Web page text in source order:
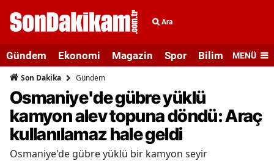
Ara
Gündem Ekonomi Magazin Spor Bilim veMENÜ
Son Dakika Gündem
Osmaniye'de gübre yüklü
kamyon alev topuna döndü: Araç
kullanılamaz hale geldi
Osmaniye'de gübre yüklü bir kamyon seyir